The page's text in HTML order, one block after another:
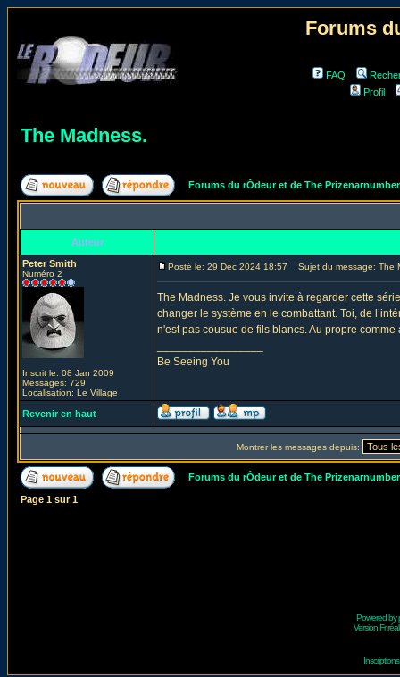
Forums
FAQ
Profil
The Madness.
Forums du rÔdeur et de The
Auteur
Peter Smith
Numéro 2
Inscrit le: 08 Jan 2009
Messages: 729
Localisation: Le Village
Posté le: 29 Déc 2024 18:57 Sujet du message: The
The Madness. Je vous invite à regarder cette
changer le système en le combattant. Toi, de
n'est pas cousue de fils blancs. Au propre
Be Seeing You
Revenir en haut
Montrer les messages depuis:
Forums du rÔdeur et de The
Page 1 sur1
Powered by
Version Fr